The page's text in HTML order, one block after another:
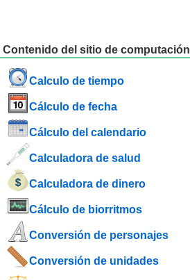
Contenido del sitio de computación
Calculo de tiempo
Cálculo de fecha
Cálculo del calendario
Calculadora de salud
Calculadora de dinero
Cálculo de biorritmos
Conversión de personajes
Conversión de unidades